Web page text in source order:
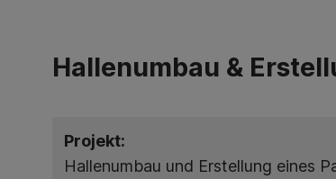
Hallenumbau &
Projekt:
Hallenumbau und Erstellung eines